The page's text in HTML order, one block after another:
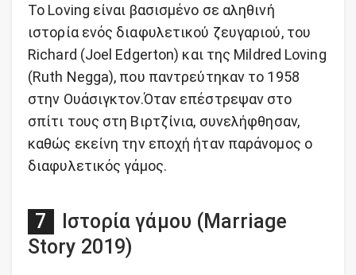
Το Loving είναι βασισμένο σε αληθινή
ιστορία ενός διαφυλετικού ζευγαριού, του
Richard (Joel Edgerton) και της Mildred Loving
(Ruth Negga), που παντρεύτηκαν το 1958
στην Ουάσιγκτον.Όταν επέστρεψαν στο
σπίτι τους στη Βιρτζίνια, συνελήφθησαν,
καθώς εκείνη την εποχή ήταν παράνομος ο
διαφυλετικός γάμος.
Ιστορία γάμου (Marriage
Story 2019)